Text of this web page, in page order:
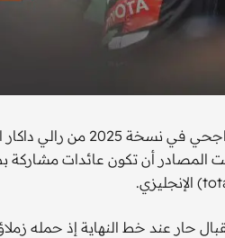
(43 عاما)، باستقبال حار عند خط النهاية